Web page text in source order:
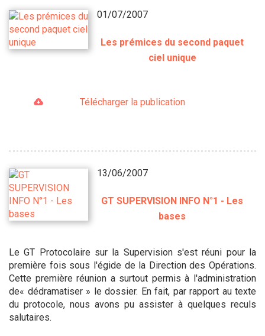
01/07/2007
Les prémices du second paquet
ciel unique
Télécharger la publication
13/06/2007
GT SUPERVISION INFO N°1 - Les
bases
Le GT Protocolaire sur la Supervision s'est réuni pour la
première fois sous l'égide de la Direction des Opérations.
Cette première réunion a surtout permis à l'administration
de« dédramatiser » le dossier. En fait, par rapport au texte
du protocole, nous avons pu assister à quelques reculs
salutaires.